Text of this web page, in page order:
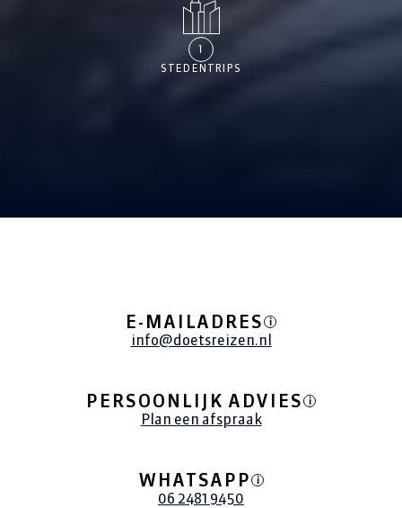
STEDENTRIPS
1
E-MAILADRES i
info@doetsreizen.nl
PERSOONLIJK ADVIES i
Plan een afspraak
WHATSAPP i
06 2481 9450